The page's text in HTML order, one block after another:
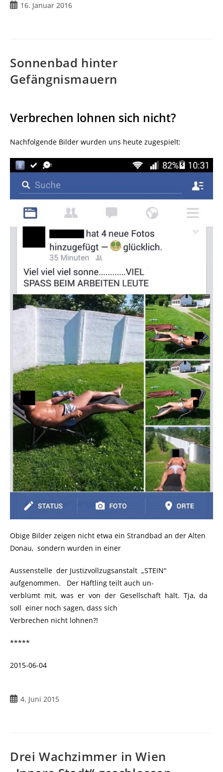
16. Januar 2016
Sonnenbad hinter
Gefängnismauern
Verbrechen lohnen sich nicht?
Nachfolgende Bilder wurden uns heute zugespielt:
Obige Bilder zeigen nicht etwa ein Strandbad an der Alten
Donau, sondern wurden in einer
Aussenstelle der Justizvollzugsanstalt „STEIN“
aufgenommen. Der Häftling teilt auch un-
verblümt mit, was er von der Gesellschaft hält. Tja, da
soll einer noch sagen, dass sich
Verbrechen nicht lohnen?!
*****
2015-06-04
4. Juni 2015
Drei Wachzimmer in Wien